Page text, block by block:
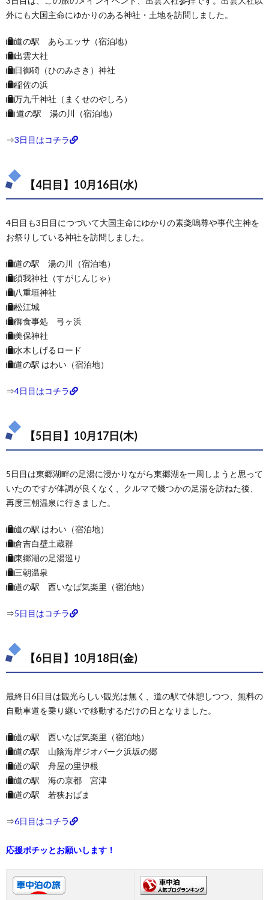
外にも大国主命にゆかりのある神社・土地を訪問しました。
道の駅 あらエッサ（宿泊地）
出雲大社
日御碕（ひのみさき）神社
稲佐の浜
万九千神社（まくせのやしろ）
道の駅 湯の川（宿泊地）
⇒3日目はコチラ
【4日目】10月16日(水)
4日目も3日目につづいて大国主命にゆかりの素戔嗚尊や事代主神を
お祭りしている神社を訪問しました。
道の駅 湯の川（宿泊地）
須我神社（すがじんじゃ）
八重垣神社
松江城
御食事処 弓ヶ浜
美保神社
水木しげるロード
道の駅 はわい（宿泊地）
⇒4日目はコチラ
【5日目】10月17日(木)
5日目は東郷湖畔の足湯に浸かりながら東郷湖を一周しようと思って
いたのですが体調が良くなく、クルマで幾つかの足湯を訪ねた後、
再度三朝温泉に行きました。
道の駅 はわい（宿泊地）
倉吉白壁土蔵群
東郷湖の足湯巡り
三朝温泉
道の駅 西いなば気楽里（宿泊地）
⇒5日目はコチラ
【6日目】10月18日(金)
最終日6日目は観光らしい観光は無く、道の駅で休憩しつつ、無料の
自動車道を乗り継いで移動するだけの日となりました。
道の駅 西いなば気楽里（宿泊地）
道の駅 山陰海岸ジオパーク浜坂の郷
道の駅 舟屋の里伊根
道の駅 海の京都 宮津
道の駅 若狭おばま
⇒6日目はコチラ
応援ポチッとお願いします！